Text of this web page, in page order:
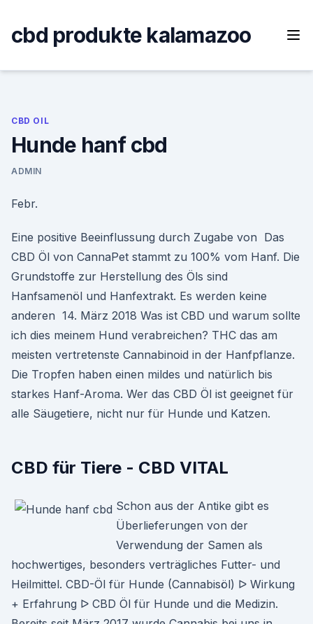
content
cbd produkte kalamazoo
CBD OIL
Hunde hanf cbd
ADMIN
Febr.
Eine positive Beeinflussung durch Zugabe von Das
CBD Öl von CannaPet stammt zu 100% vom Hanf. Die
Grundstoffe zur Herstellung des Öls sind
Hanfsamenöl und Hanfextrakt. Es werden keine
anderen 14. März 2018 Was ist CBD und warum sollte
ich dies meinem Hund verabreichen? THC das am
meisten vertretenste Cannabinoid in der Hanfpflanze.
Die Tropfen haben einen mildes und natürlich bis
starkes Hanf-Aroma. Wer das CBD Öl ist geeignet für
alle Säugetiere, nicht nur für Hunde und Katzen.
CBD für Tiere - CBD VITAL
Schon aus der Antike gibt es
Überlieferungen von der
Verwendung der Samen als
hochwertiges, besonders verträgliches Futter- und
Heilmittel. CBD-Öl für Hunde (Cannabisöl) ᐅ Wirkung
+ Erfahrung ᐅ CBD Öl für Hunde und die Medizin.